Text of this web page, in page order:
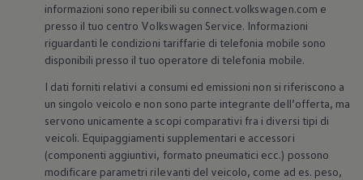
informazioni sono reperibili su connect.volkswagen.com e
presso il tuo centro Volkswagen Service. Informazioni
riguardanti le condizioni tariffarie di telefonia mobile sono
disponibili presso il tuo operatore di telefonia mobile.
I dati forniti relativi a consumi ed emissioni non si riferiscono a
un singolo veicolo e non sono parte integrante dell’offerta, ma
servono unicamente a scopi comparativi fra i diversi tipi di
veicoli. Equipaggiamenti supplementari e accessori
(componenti aggiuntivi, formato pneumatici ecc.) possono
modificare parametri rilevanti del veicolo, come ad es. peso,